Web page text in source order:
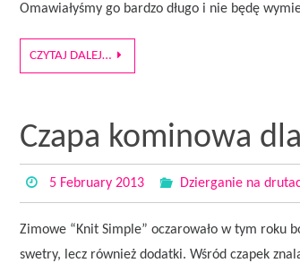
Omawiałyśmy go bardzo długo i nie będę
CZYTAJ DALEJ…
Czapa kominowa
5 February 2013 Dzierganie na
Zimowe “Knit Simple” oczarowało w tym roku
swetry, lecz również dodatki. Wśród czapek